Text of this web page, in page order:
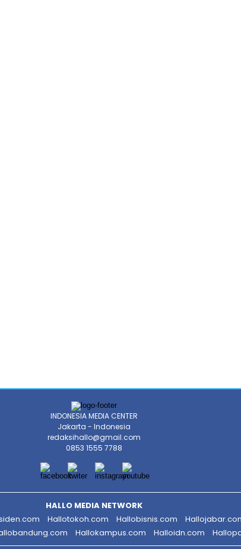
INDONESIA MEDIA CENTER
Jakarta - Indonesia
redaksihallo@gmail.com
0853 1555 7788
HALLO MEDIA NETWORK
Hallotokoh.com Hallobisnis.com
Hallokampus.com Halloidn.com